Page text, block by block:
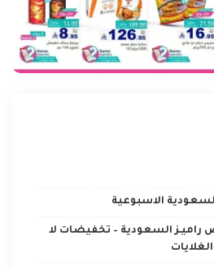
الاسبوعية
راميـز السعودية – تخفيضات لا